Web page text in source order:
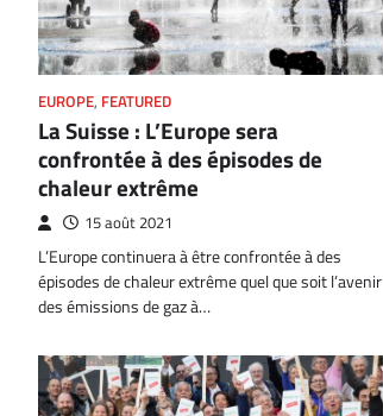
EUROPE, FEATURED
La Suisse : L’Europe sera
confrontée à des épisodes de
chaleur extrême
15 août 2021
L’Europe continuera à être confrontée à des
épisodes de chaleur extrême quel que soit l’avenir
des émissions de gaz à…